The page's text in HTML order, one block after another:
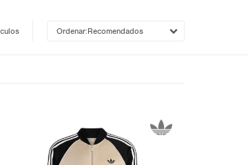
Recomendados